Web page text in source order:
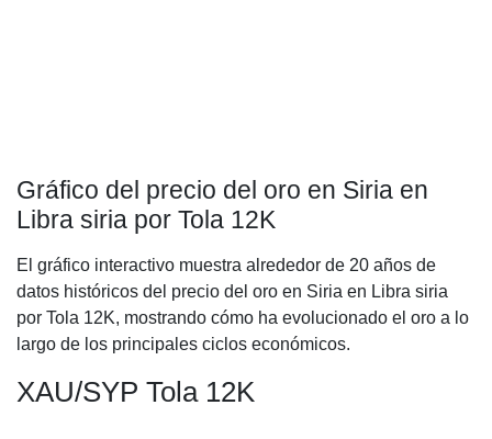
Gráfico del precio del oro en Siria en
Libra siria por Tola 12K
El gráfico interactivo muestra alrededor de 20 años de
datos históricos del precio del oro en Siria en Libra siria
por Tola 12K, mostrando cómo ha evolucionado el oro a lo
largo de los principales ciclos económicos.
XAU/SYP Tola 12K